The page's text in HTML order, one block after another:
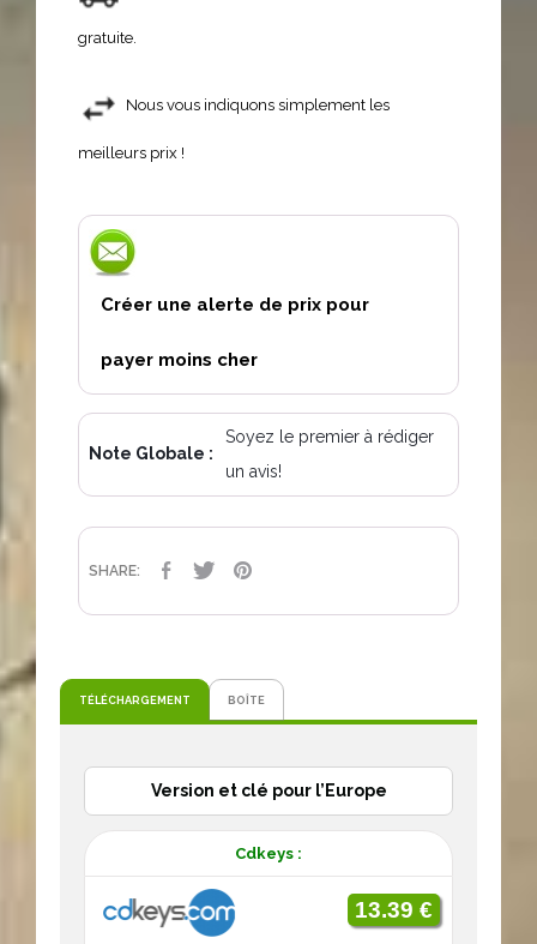
gratuite.
Nous vous indiquons simplement les
meilleurs prix !
Créer une alerte de prix pour
payer moins cher
Note Globale :
Soyez le premier à rédiger
un avis!
SHARE: PARTAGER
TWEET
TÉLÉCHARGEMENT BOÎTE
Version et clé pour l’Europe
Cdkeys :
13.39 €